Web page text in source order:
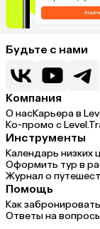
Будьте с нами
Компания
О насКарьера в
Ко-промо с
Инструменты
Календарь низких
Оформить тур в
Журнал о
Помощь
Как
Ответы на